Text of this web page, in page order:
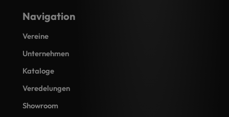
Navigation
Vereine
Unternehmen
Kataloge
Veredelungen
Showroom